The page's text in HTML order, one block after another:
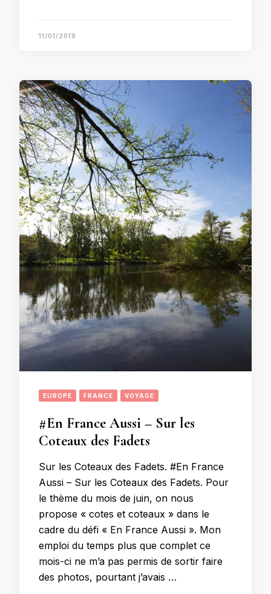
11/01/2019
EUROPE FRANCE VOYAGE
#En France Aussi – Sur les
Coteaux des Fadets
Sur les Coteaux des Fadets. #En France
Aussi – Sur les Coteaux des Fadets. Pour
le thème du mois de juin, on nous
propose « cotes et coteaux » dans le
cadre du défi « En France Aussi ». Mon
emploi du temps plus que complet ce
mois-ci ne m’a pas permis de sortir faire
des photos, pourtant j’avais …